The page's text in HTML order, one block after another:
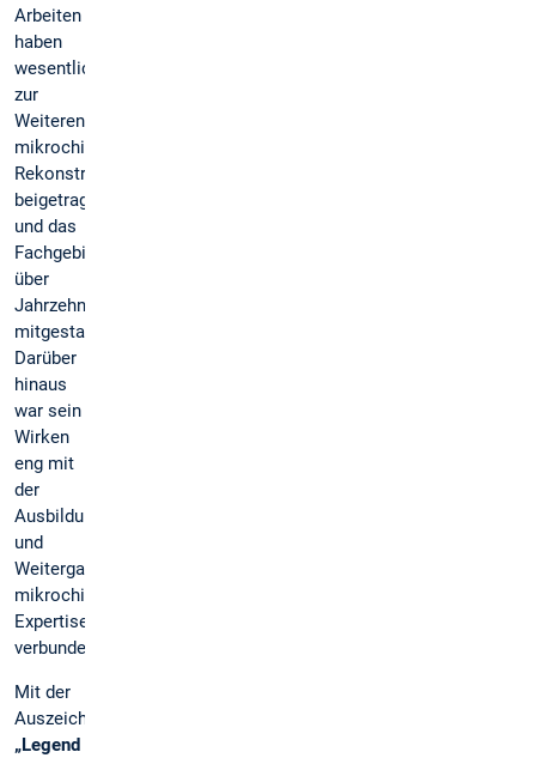
Arbeiten
haben
wesentlich
zur
Weiterentwicklung
mikrochirurgischer
Rekonstruktionsverfahren
beigetragen
und das
Fachgebiet
über
Jahrzehnte
mitgestaltet.
Darüber
hinaus
war sein
Wirken
eng mit
der
Ausbildung
und
Weitergabe
mikrochirurgischer
Expertise
verbunden.
Mit der
Auszeichnung
„Legend